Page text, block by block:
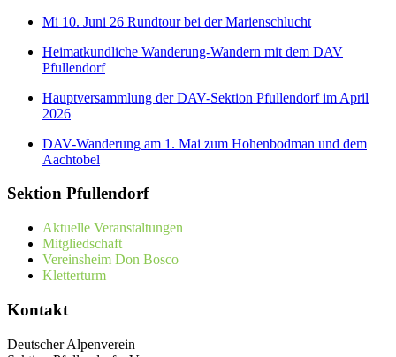
Mi 10. Juni 26 Rundtour bei der Marienschlucht
Heimatkundliche Wanderung-Wandern mit dem DAV
Pfullendorf
Hauptversammlung der DAV-Sektion Pfullendorf im April
2026
DAV-Wanderung am 1. Mai zum Hohenbodman und dem
Aachtobel
Sektion Pfullendorf
Aktuelle Veranstaltungen
Mitgliedschaft
Vereinsheim Don Bosco
Kletterturm
Kontakt
Deutscher Alpenverein